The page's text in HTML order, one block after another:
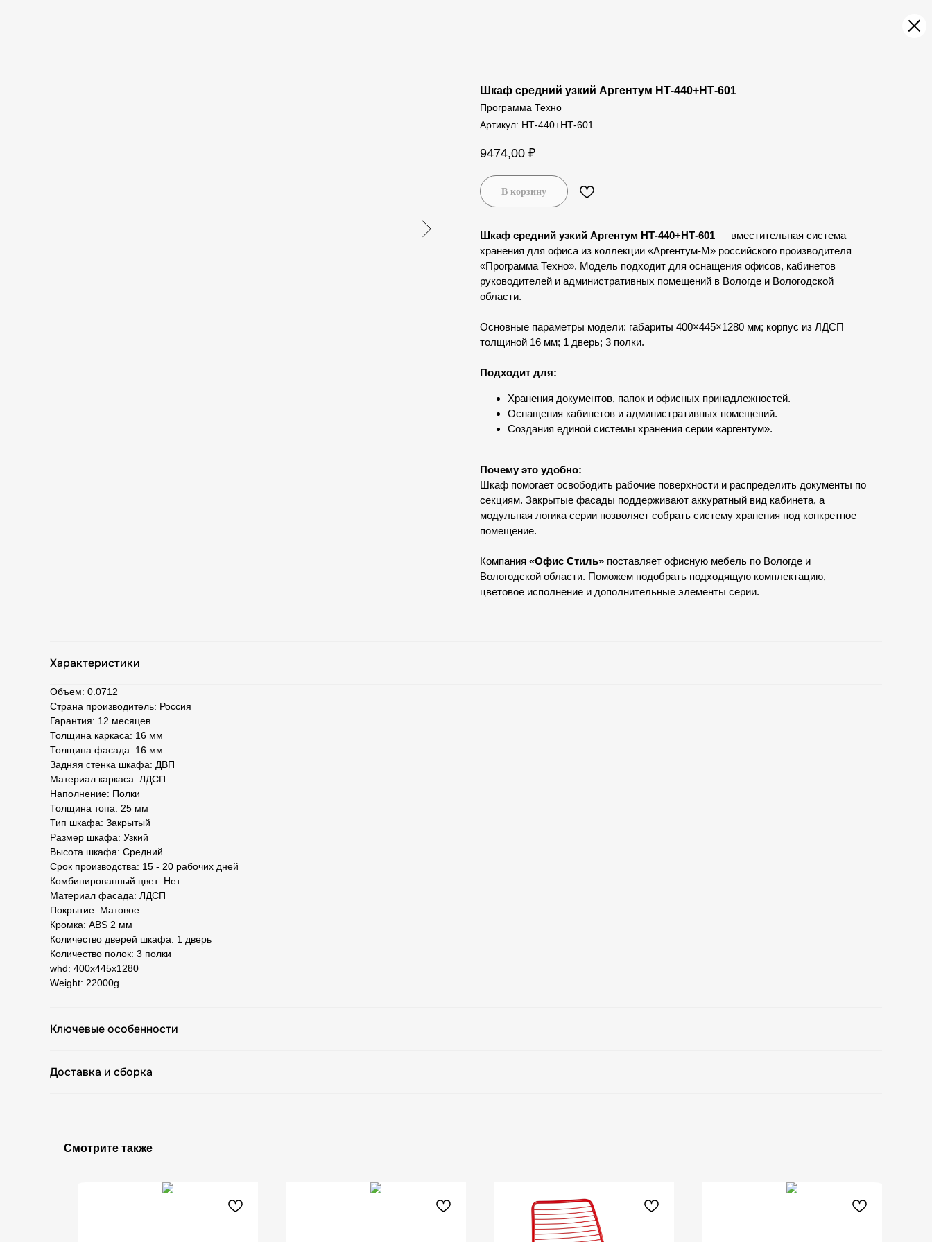
Шкаф средний узкий Аргентум НТ-440+НТ-601
Программа Техно
Артикул: НТ-440+НТ-601
9474,00 ₽
В корзину
Шкаф средний узкий Аргентум НТ-440+НТ-601 — вместительная система
хранения для офиса из коллекции «Аргентум-М» российского производителя
«Программа Техно». Модель подходит для оснащения офисов, кабинетов
руководителей и административных помещений в Вологде и Вологодской
области.
Основные параметры модели: габариты 400×445×1280 мм; корпус из ЛДСП
толщиной 16 мм; 1 дверь; 3 полки.
Подходит для:
Хранения документов, папок и офисных принадлежностей.
Оснащения кабинетов и административных помещений.
Создания единой системы хранения серии «аргентум».
Почему это удобно:
Шкаф помогает освободить рабочие поверхности и распределить документы по
секциям. Закрытые фасады поддерживают аккуратный вид кабинета, а
модульная логика серии позволяет собрать систему хранения под конкретное
помещение.
Компания «Офис Стиль» поставляет офисную мебель по Вологде и
Вологодской области. Поможем подобрать подходящую комплектацию,
цветовое исполнение и дополнительные элементы серии.
Характеристики
Объем: 0.0712
Страна производитель: Россия
Гарантия: 12 месяцев
Толщина каркаса: 16 мм
Толщина фасада: 16 мм
Задняя стенка шкафа: ДВП
Материал каркаса: ЛДСП
Наполнение: Полки
Толщина топа: 25 мм
Тип шкафа: Закрытый
Размер шкафа: Узкий
Высота шкафа: Средний
Срок производства: 15 - 20 рабочих дней
Комбинированный цвет: Нет
Материал фасада: ЛДСП
Покрытие: Матовое
Кромка: ABS 2 мм
Количество дверей шкафа: 1 дверь
Количество полок: 3 полки
whd: 400x445x1280
Weight: 22000g
Ключевые особенности
Доставка и сборка
Смотрите также